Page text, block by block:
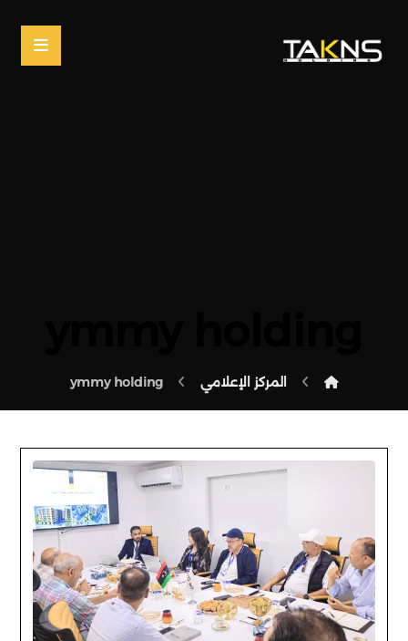
المركز الإعلامي ymmy holding